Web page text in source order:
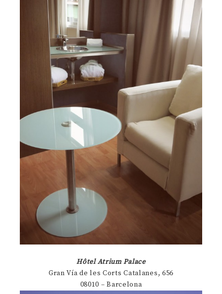
Hôtel Atrium Palace
Gran Vía de les Corts Catalanes, 656
08010 – Barcelona